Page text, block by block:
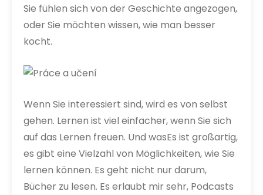
Sie fühlen sich von der Geschichte angezogen,
oder Sie möchten wissen, wie man besser
kocht.
Wenn Sie interessiert sind, wird es von selbst
gehen. Lernen ist viel einfacher, wenn Sie sich
auf das Lernen freuen. Und wasEs ist großartig,
es gibt eine Vielzahl von Möglichkeiten, wie Sie
lernen können. Es geht nicht nur darum,
Bücher zu lesen. Es erlaubt mir sehr, Podcasts